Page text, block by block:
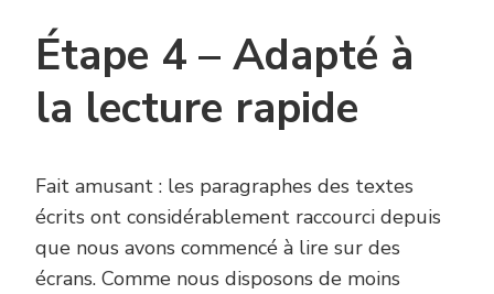
Étape 4 – Adapté à
la lecture rapide
Fait amusant : les paragraphes des textes
écrits ont considérablement raccourci depuis
que nous avons commencé à lire sur des
écrans. Comme nous disposons de moins